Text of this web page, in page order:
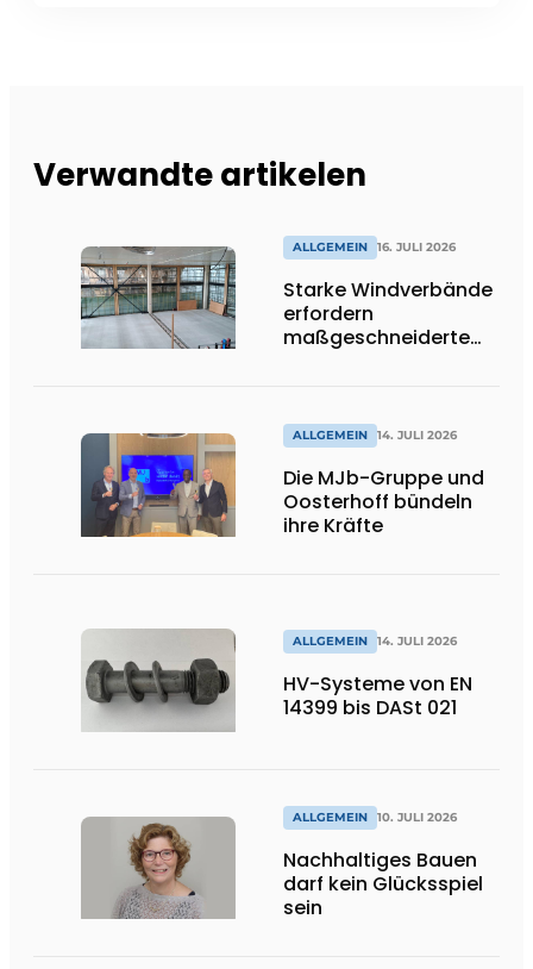
Verwandte artikelen
ALLGEMEIN 16. JULI 2026
Starke Windverbände
erfordern
maßgeschneiderte
ALLGEMEIN 14. JULI 2026
Die MJb-Gruppe und
Oosterhoff bündeln
ihre Kräfte
ALLGEMEIN 14. JULI 2026
HV-Systeme von EN
14399 bis DASt 021
ALLGEMEIN 10. JULI 2026
Nachhaltiges Bauen
darf kein Glücksspiel
sein